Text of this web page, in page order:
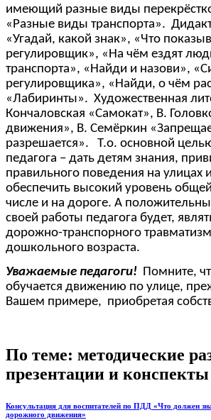
имеющий разные виды
«Разные виды транспорта».
«Угадай, какой знак», «Что
регулировщик», «На чём ездят
транспорта», «Найди и назови»,
регулировщика», «Найди, о чём
«Лабиринты». Художественная
Кончаловская «Самокат», В.
движения», В. Семёркин
разрешается». Т.о. основной
педагога – дать детям знания,
правильного поведения на улицах
обеспечить высокий уровень
числе и на дороге. А
своей работы педагога будет,
дорожно-транспорного
дошкольного возраста.
Уважаемые педагоги! Помните,
обучается движению по улице,
Вашем примере, приобретая
По теме: методические
презентации и конспекты
Консультация для воспитателей по ПДД «Что должен
дорожного движения»